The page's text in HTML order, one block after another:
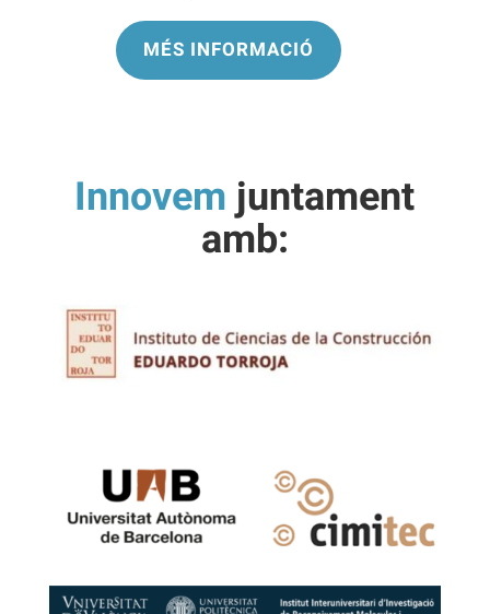
MÉS INFORMACIÓ
Innovemjuntament
amb: